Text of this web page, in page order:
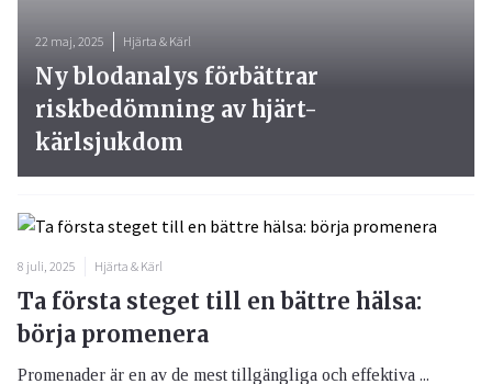
8 juli, 2025 Hjärta & Kärl
Ta första steget till en bättre hälsa:
börja promenera
Promenader är en av de mest tillgängliga och effektiva ...
22 maj, 2025 Hjärta & Kärl
Ny blodanalys förbättrar
riskbedömning av hjärt-
kärlsjukdom